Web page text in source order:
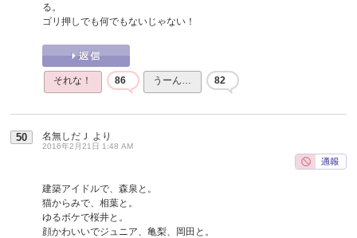
る。
ゴリ押しでも何でもないじゃない！
それな！ 86 うーん… 82
50 名無しだＪ より
2016年2月21日 1:48 AM
建築アイドルで、森泉と。
猫からみで、相葉と。
ゆるボケで桜井と。
顔かわいいでジュニア、亀梨、岡田と。